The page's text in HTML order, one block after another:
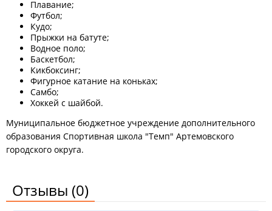
Плавание;
Футбол;
Кудо;
Прыжки на батуте;
Водное поло;
Баскетбол;
Кикбоксинг;
Фигурное катание на коньках;
Самбо;
Хоккей с шайбой.
Муниципальное бюджетное учреждение дополнительного
образования Спортивная школа "Темп" Артемовского
городского округа.
Отзывы (0)